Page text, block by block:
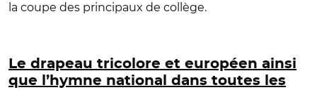
la coupe des principaux de collège.
Le drapeau tricolore et européen ainsi
que l’hymne national dans toutes les